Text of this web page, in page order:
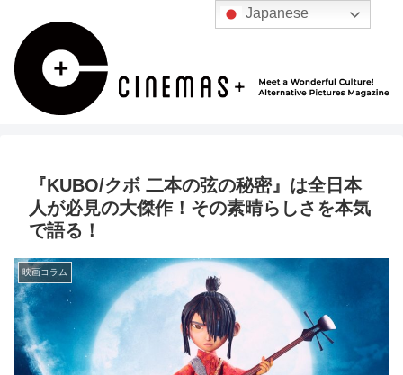
『KUBO/クボ 二本の弦の秘密』は全日本
人が必見の大傑作！その素晴らしさを本気
で語る！
映画コラム
Japanese